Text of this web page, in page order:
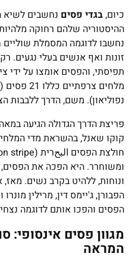
כיום,בגדי פסים נחשבים לשיא
ההיסטוריה שלהם רחוקה
נחשבו לדוגמה המסמלת שוליים
תפיסתי, והפסים אומצו על
מלחים
נפוליאון). משם, הדרך ללבבות
קוקו שאנל, בהשראת מדי
ומשוחרר. היא הפכה את
ונוחות, ללהיט בקרב נשים. מאז,
הפבורן, ג'יימס דין, מרילין
הפסים והפכו אותם לדוגמה
מגוון פסים אינסופי:
המראה